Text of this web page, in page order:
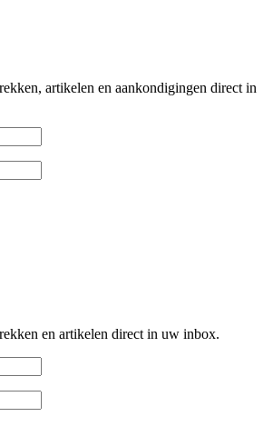
artikelen en aankondigingen direct in
en artikelen direct in uw inbox.